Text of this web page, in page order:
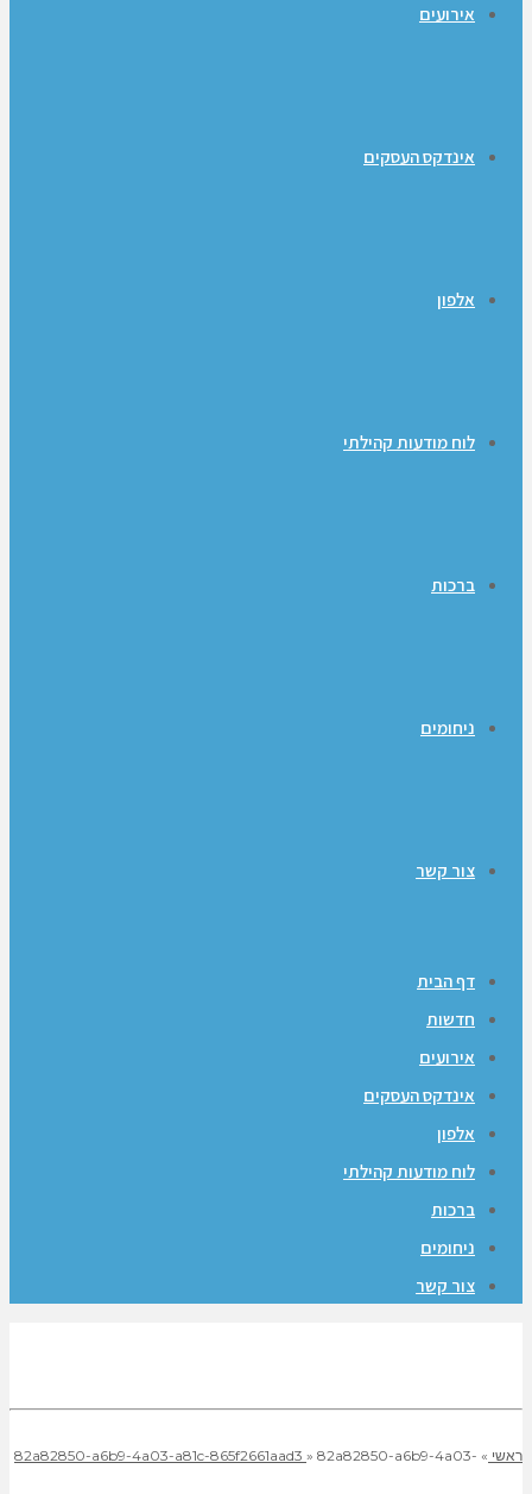
אירועים
אינדקס העסקים
אלפון
לוח מודעות קהילתי
ברכות
ניחומים
צור קשר
דף הבית
חדשות
אירועים
אינדקס העסקים
אלפון
לוח מודעות קהילתי
ברכות
ניחומים
צור קשר
ראשי »
82a82850-a6b9-4a03-a81c-865f2661aad3 » 82a82850-a6b9-4a03-